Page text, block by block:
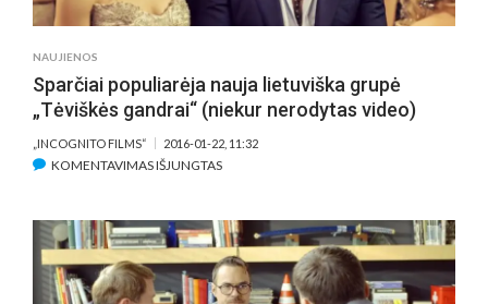
NE!
(VIDEO)
NAUJIENOS
Sparčiai populiarėja nauja lietuviška grupė
„Tėviškės gandrai“ (niekur nerodytas video)
„INCOGNITO FILMS“ 2016-01-22, 11:32
KOMENTAVIMAS IŠJUNGTASĮRAŠE
NAUJA
LIETUVIŠKA
GRUPĖ